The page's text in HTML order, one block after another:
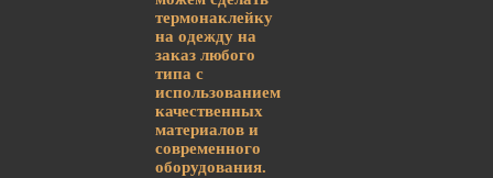
термонаклейку
на одежду на
заказ любого
типа с
использованием
качественных
материалов и
современного
оборудования.